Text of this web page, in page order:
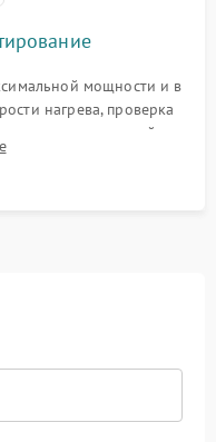
мощности и в
нагрева, проверка
заданной
утечек тока.